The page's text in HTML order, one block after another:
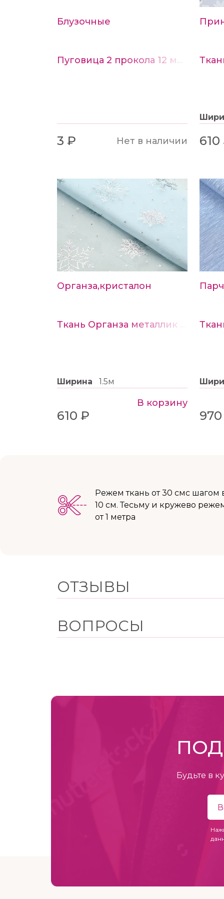
Блузочные
Пуговица 2 прокола 12 мм цв. голубой
3 ₽ Нет в наличии 610
Органза,кристалон
Ширина 1.5м
610 ₽
В корзину
Режем ткань от 30 смс шагом
10 см. Тесьму и кружево
от 1 метра
ОТЗЫВЫ
ВОПРОСЫ
Будьте в